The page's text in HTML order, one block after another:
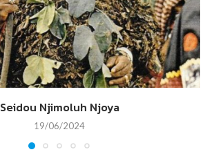
Seidou Njimoluh Njoya
19/06/2024